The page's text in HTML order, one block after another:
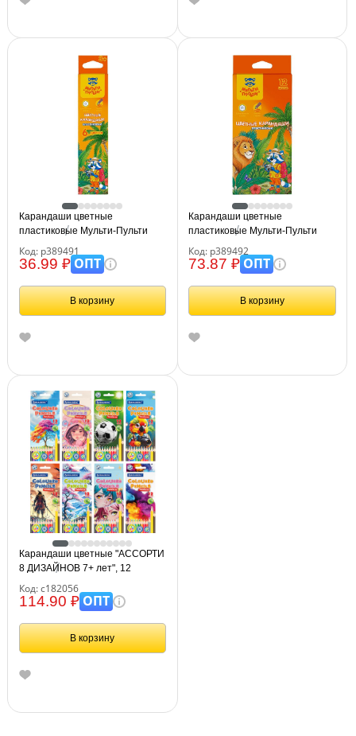
Карандаши цветные
пластиковые Мульти-Пульти
шестигран., заточен., картон,
европодвес
Код: р389491
36.99 ₽ОПТ
В корзину
Карандаши цветные
пластиковые Мульти-Пульти
шестигран., заточен., картон,
европодвес
Код: р389492
73.87 ₽ОПТ
В корзину
Карандаши цветные "АССОРТИ
8 ДИЗАЙНОВ 7+ лет", 12
BRAUBERG, 182056
Код: с182056
114.90 ₽ОПТ
В корзину